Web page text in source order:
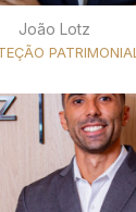
João Lotz
PATRIMONIAL